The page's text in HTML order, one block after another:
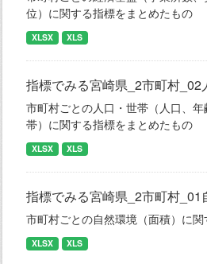
位）に関する指標をまとめたもの
XLSX XLS
指標でみる宮崎県_2市町村_02
市町村ごとの人口・世帯（人口、
帯）に関する指標をまとめたもの
XLSX XLS
指標でみる宮崎県_2市町村_01
市町村ごとの自然環境（面積）に
XLSX XLS